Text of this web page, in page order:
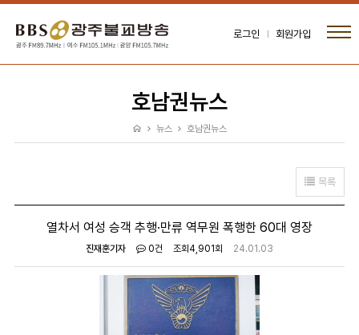
로그인 회원가입
호남권뉴스
뉴스 호남권뉴스
목록
열차서 여성 승객 추행·만류 역무원 폭행한 60대 영장
진재훈기자 0건 조회4,901회 24.01.03